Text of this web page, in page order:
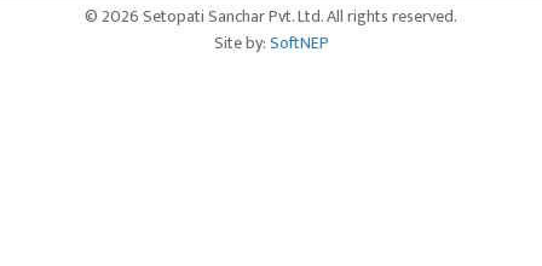
© 2026 Setopati Sanchar Pvt. Ltd. All rights reserved.
Site by:SoftNEP